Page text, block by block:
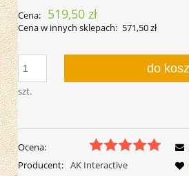
Cena: 519,50 zł
Cena w innych sklepach: 571,50 zł
szt.
do
Ocena:
Producent: AK Interactive